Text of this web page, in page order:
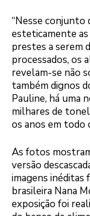
“Nesse conjunto
esteticamente
prestes a serem
processados, os
revelam-se não
também dignos
Pauline, há uma
milhares de
os anos em todo
As fotos
versão
imagens
brasileira Nana
exposição foi